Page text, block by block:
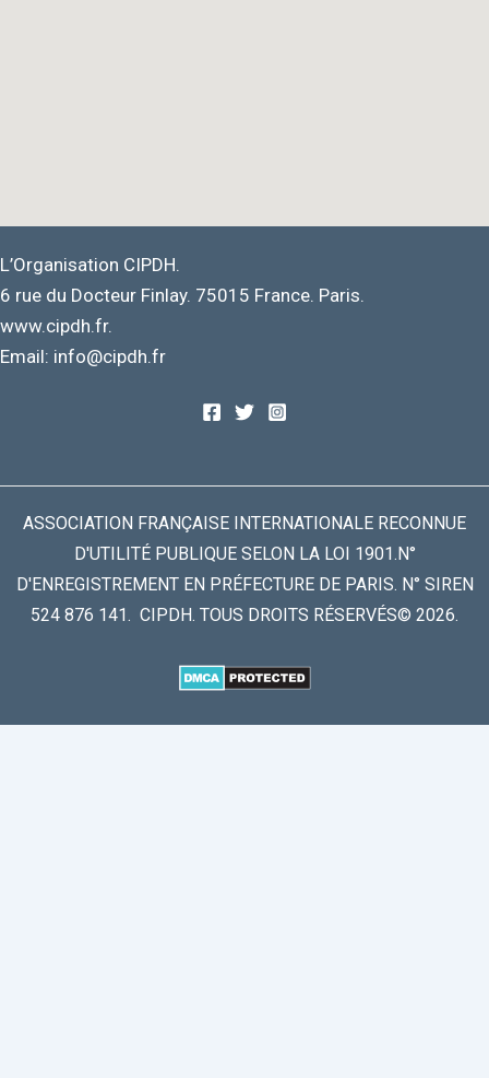
L’Organisation CIPDH.
6 rue du Docteur Finlay. 75015 France. Paris.
www.cipdh.fr.
Email: info@cipdh.fr
ASSOCIATION FRANÇAISE INTERNATIONALE RECONNUE
D'UTILITÉ PUBLIQUE SELON LA LOI 1901.N°
D'ENREGISTREMENT EN PRÉFECTURE DE PARIS. N° SIREN
524 876 141. CIPDH. TOUS DROITS RÉSERVÉS© 2026.